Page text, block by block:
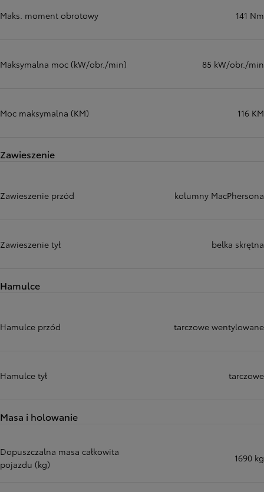
Maks. moment obrotowy 141 Nm
Maksymalna moc (kW/obr./min) 85 kW/obr./min
Moc maksymalna (KM) 116 KM
Zawieszenie
Zawieszenie przód kolumny MacPhersona
Zawieszenie tył belka skrętna
Hamulce
Hamulce przód tarczowe wentylowane
Hamulce tył tarczowe
Masa i holowanie
Dopuszczalna masa całkowita
pojazdu (kg)
1690 kg